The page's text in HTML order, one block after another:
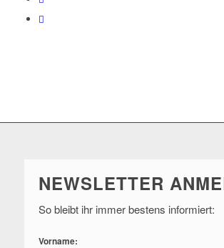
NEWSLETTER
So bleibt ihr immer bestens informiert:
Vorname: